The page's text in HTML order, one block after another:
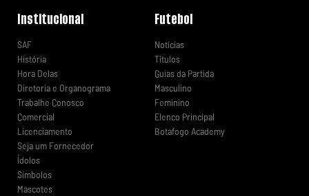
Institucional
SAF
História
Hora Delas
Diretoria e Organograma
Trabalhe Conosco
Comercial
Licenciamento
Seja um Fornecedor
Ídolos
Símbolos
Mascotes
Futebol
Notícias
Títulos
Guias da Partida
Masculino
Feminino
Elenco Principal
Botafogo Academy